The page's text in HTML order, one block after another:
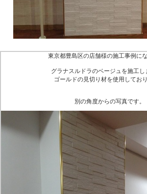
東京都豊島区の店舗様の施工事例にな
グラナスルドラのベージュを施工し
ゴールドの見切り材を使用しており
別の角度からの写真です。